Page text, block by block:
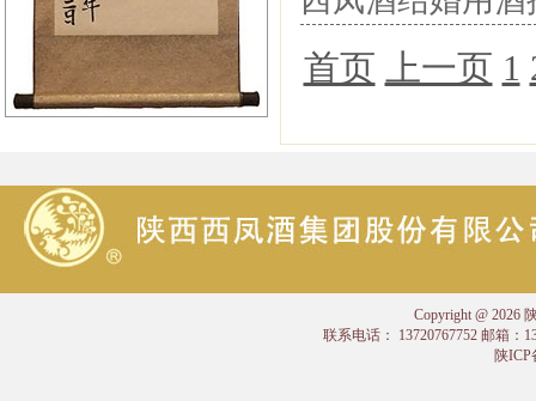
首页 上一页 1
Copyright @ 2026
联系电话： 13720767752 邮箱：
陕ICP